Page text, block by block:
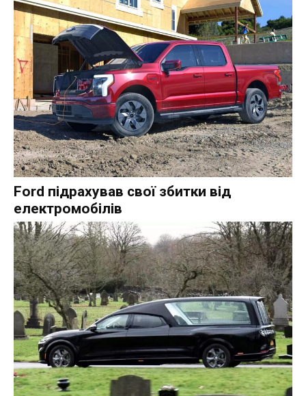
Ford підрахував свої збитки від
електромобілів